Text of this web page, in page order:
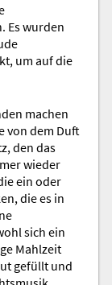
Es wurden
um auf die
machen
von dem Duft
den das
wieder
ein oder
die es in
sich ein
Mahlzeit
gefüllt und